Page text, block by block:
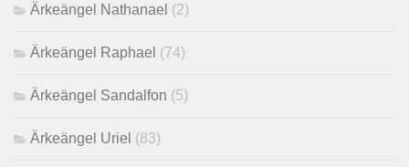
Ärkeängel Nathanael (2)
Ärkeängel Raphael (74)
Ärkeängel Sandalfon (5)
Ärkeängel Uriel (83)